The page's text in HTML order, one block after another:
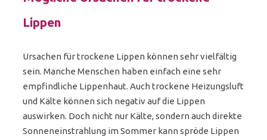
Lippen
Ursachen für trockene Lippen können sehr vielfältig
sein. Manche Menschen haben einfach eine sehr
empfindliche Lippenhaut. Auch trockene Heizungsluft
und Kälte können sich negativ auf die Lippen
auswirken. Doch nicht nur Kälte, sondern auch direkte
Sonneneinstrahlung im Sommer kann spröde Lippen